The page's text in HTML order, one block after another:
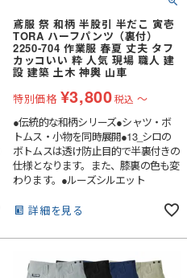
鳶服 祭 和柄 半股引 半だこ 寅壱
TORA ハーフパンツ（裏付）
2250-704 作業服 春夏 丈夫 タフ
カッコいい 粋 人気 現場 職人 建
設 建築 土木 神輿 山車
特別価格 ¥3,800税込 〜
●伝統的な和柄シリーズ●シャツ・ボ
トムス・小物を同時展開●13_シロの
ボトムスは透け防止目的で半裏付きの
仕様となります。また、膝裏の色も変
わります。●ルーズシルエット
詳細を見る